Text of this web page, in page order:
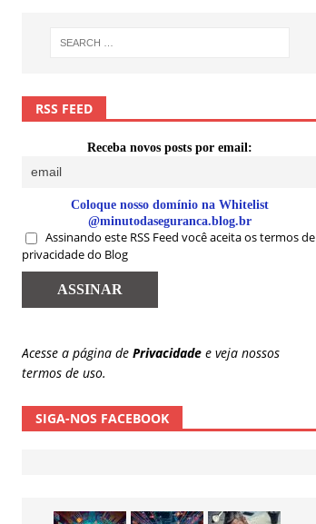
RSS FEED
Receba novos posts por email:
Coloque nosso domínio na Whitelist
@minutodaseguranca.blog.br
Assinando este RSS Feed você aceita os termos de
privacidade do Blog
Acesse a página de Privacidade e veja nossos
termos de uso.
SIGA-NOS FACEBOOK